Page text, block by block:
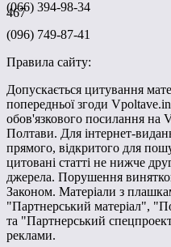
467
(066) 394-98-34
(096) 749-87-41
Правила сайту:
Допускається цитування
попередньої згоди
обов'язкового посилання на
Полтави. Для інтернет-
прямого, відкритого для
цитовані статті не нижче
джерела. Порушення
Законом. Матеріали з
"Партнерський матеріал",
та "Партнерський
реклами.